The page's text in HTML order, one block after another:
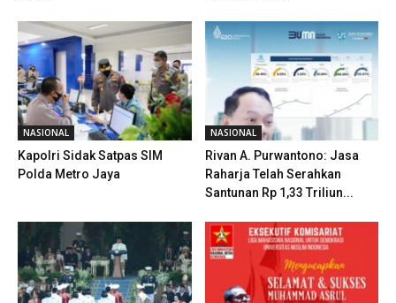
NASIONAL
Kapolri Sidak Satpas SIM
Polda Metro Jaya
NASIONAL
Rivan A. Purwantono: Jasa
Raharja Telah Serahkan
Santunan Rp 1,33 Triliun...